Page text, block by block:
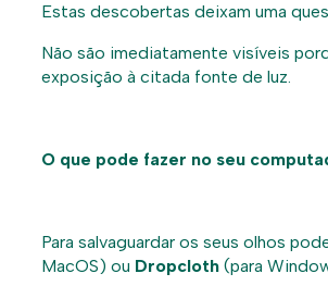
Estas descobertas deixam uma
Não são imediatamente visíveis
exposição à citada fonte de luz.
O que pode fazer no seu
Para salvaguardar os seus olhos
MacOS) ou Dropcloth (para